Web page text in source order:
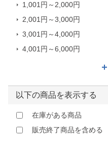
1,001円～2,000円
2,001円～3,000円
3,001円～4,000円
4,001円～6,000円
以下の商品を表示する
在庫がある商品
販売終了商品を含める